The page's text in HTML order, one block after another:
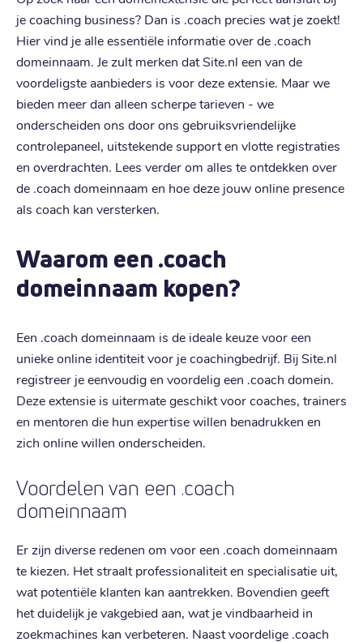
je coaching business? Dan is .coach precies wat je zoekt!
Hier vind je alle essentiële informatie over de .coach
domeinnaam. Je zult merken dat Site.nl een van de
voordeligste aanbieders is voor deze extensie. Maar we
bieden meer dan alleen scherpe tarieven - we
onderscheiden ons door ons gebruiksvriendelijke
controlepaneel, uitstekende support en vlotte registraties
en overdrachten. Lees verder om alles te ontdekken over
de .coach domeinnaam en hoe deze jouw online presence
als coach kan versterken.
Waarom een .coach
domeinnaam kopen?
Een .coach domeinnaam is de ideale keuze voor een
unieke online identiteit voor je coachingbedrijf. Bij Site.nl
registreer je eenvoudig en voordelig een .coach domein.
Deze extensie is uitermate geschikt voor coaches, trainers
en mentoren die hun expertise willen benadrukken en
zich online willen onderscheiden.
Voordelen van een .coach
domeinnaam
Er zijn diverse redenen om voor een .coach domeinnaam
te kiezen. Het straalt professionaliteit en specialisatie uit,
wat potentiële klanten kan aantrekken. Bovendien geeft
het duidelijk je vakgebied aan, wat je vindbaarheid in
zoekmachines kan verbeteren. Naast voordelige .coach